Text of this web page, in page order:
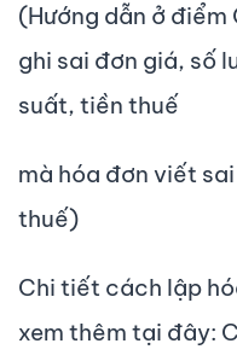
(Hướng dẫn ở điểm
ghi sai đơn giá, số
suất, tiền thuế
mà hóa đơn viết
thuế)
Chi tiết cách lập
xem thêm tại đây: